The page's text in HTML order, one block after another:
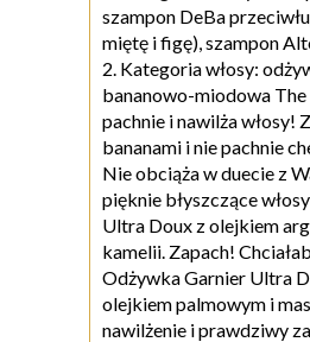
szampon DeBa
miętę i figę), szampon
2. Kategoria włosy:
bananowo-miodowa The
pachnie i nawilża włosy!
bananami i nie pachnie
Nie obciąża w duecie z
pięknie błyszczące
Ultra Doux z olejkiem
kamelii. Zapach!
Odżywka Garnier Ultra
olejkiem palmowym i
nawilżenie i prawdziwy